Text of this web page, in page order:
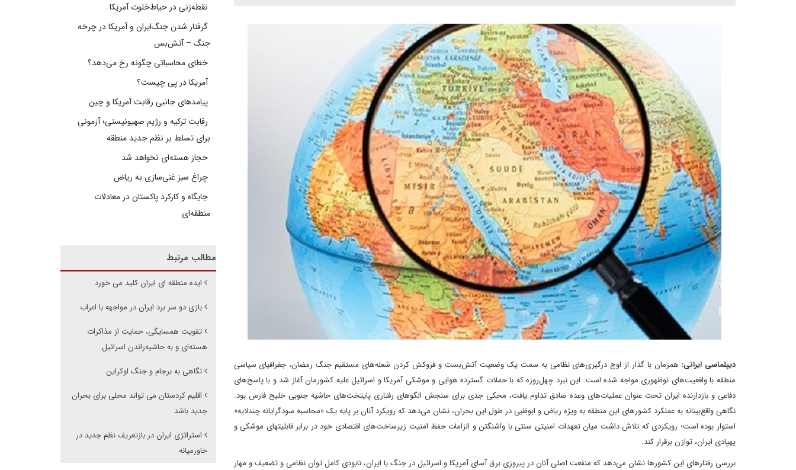
دیپلماسی ایرانی: همزمان با گذار از اوج درگیری‌های نظامی به سمت یک وضعیت آتش‌بست و فروکش کردن شعله‌های مستقیم جنگ رمضان، جغرافیای سیاسی
منطقه با واقعیت‌های نوظهوری مواجه شده است. این نبرد چهل‌روزه که با حملات گسترده هوایی و موشکی آمریکا و اسرائیل علیه کشورمان آغاز شد و با پاسخ‌های
دفاعی و بازدارنده ایران تحت عنوان عملیات‌های وعده صادق تداوم یافت، محکی جدی برای سنجش الگوهای رفتاری پایتخت‌های حاشیه جنوبی خلیج فارس بود.
نگاهی واقع‌بینانه به عملکرد کشورهای این منطقه به ویژه ریاض و ابوظبی در طول این بحران، نشان می‌دهد که رویکرد آنان بر پایه یک «محاسبه سودگرایانه چندلایه»
استوار بوده است؛ رویکردی که تلاش داشت میان تعهدات امنیتی سنتی با واشنگتن و الزامات حفظ امنیت زیرساخت‌های اقتصادی خود در برابر قابلیتهای موشکی و
پهپادی ایران، توازن برقرار کند.
بررسی رفتارهای این کشورها نشان می‌دهد که منفعت اصلی آنان در پیروزی برق آسای آمریکا و اسرائیل در جنگ با ایران، نابودی کامل توان نظامی و تضعیف و مهار
نقطه‌زنی در حیاط‌خلوت آمریکا
گرفتار شدن جنگ‌ایران و آمریکا در چرخه
جنگ – آتش‌بس
خطای محاسباتی چگونه رخ می‌دهد؟
آمریکا در پی چیست؟
پیامدهای جانبی رقابت آمریکا و چین
رقابت ترکیه و رژیم صهیونیستی؛ آزمونی
برای تسلط بر نظم جدید منطقه
حجاز هسته‌ای نخواهد شد
چراغ سبز غنی‌سازی به ریاض
جایگاه و کارکرد پاکستان در معادلات
منطقه‌ای
مطالب مرتبط
ایده منطقه ای ایران کلید می خورد
بازی دو سر برد ایران در مواجهه با اعراب
تقویت همسایگی، حمایت از مذاکرات
هسته‌ای و به حاشیه‌راندن اسرائیل
نگاهی به برجام و جنگ اوکراین
اقلیم کردستان می تواند محلی برای بحران
جدید باشد
استراتژی ایران در بازتعریف نظم جدید در
خاورمیانه